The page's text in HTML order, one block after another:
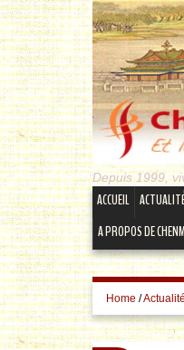
Depuis 1999,
ACCUEIL
A PROPOS DE
Home /